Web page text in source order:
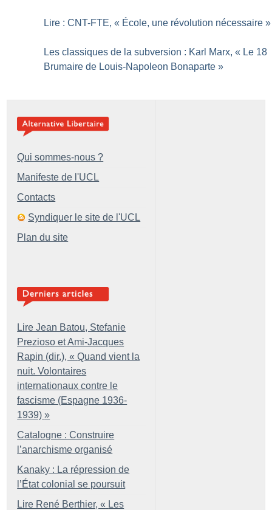
Lire : CNT-FTE, « École, une révolution nécessaire »
Les classiques de la subversion : Karl Marx, « Le 18
Brumaire de Louis-Napoleon Bonaparte »
Qui sommes-nous ?
Manifeste de l'UCL
Contacts
Syndiquer le site de l'UCL
Plan du site
Lire Jean Batou, Stefanie
Prezioso et Ami-Jacques
Rapin (dir.), « Quand vient la
nuit. Volontaires
internationaux contre le
fascisme (Espagne 1936-
1939) »
Catalogne : Construire
l’anarchisme organisé
Kanaky : La répression de
l’État colonial se poursuit
Lire René Berthier, « Les